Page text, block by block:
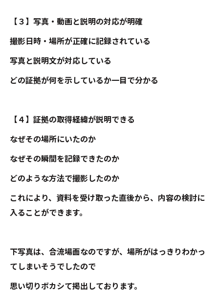
【３】写真・動画と説明の対応が明確
撮影日時・場所が正確に記録されている
写真と説明文が対応している
どの証拠が何を示しているか一目で分かる
【４】証拠の取得経緯が説明できる
なぜその場所にいたのか
なぜその瞬間を記録できたのか
どのような方法で撮影したのか
これにより、資料を受け取った直後から、内容の検討に
入ることができます。
下写真は、合流場面なのですが、場所がはっきりわかっ
てしまいそうでしたので
思い切りボカシて掲出しております。